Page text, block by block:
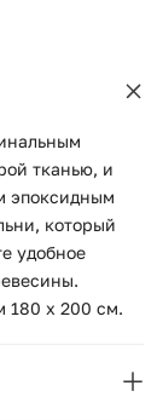
тканью, и
эпоксидным
который
удобное
180 x 200 см.